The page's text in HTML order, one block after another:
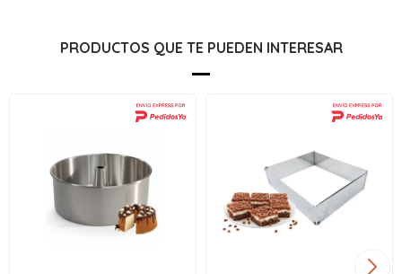
PRODUCTOS QUE TE PUEDEN INTERESAR